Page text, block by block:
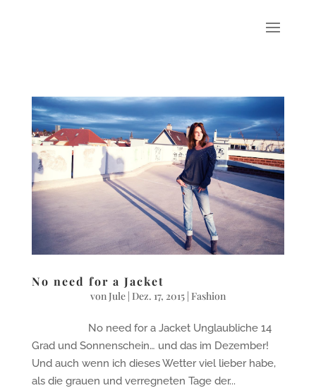
No need for a Jacket
vonJule| Dez. 17, 2015| Fashion
No need for a Jacket Unglaubliche 14
Grad und Sonnenschein… und das im Dezember!
Und auch wenn ich dieses Wetter viel lieber habe,
als die grauen und verregneten Tage der...